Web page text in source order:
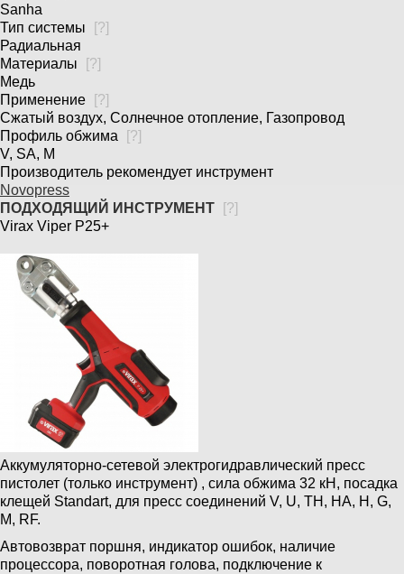
Sanha
Тип системы
[?]
Радиальная
Материалы
[?]
Медь
Применение
[?]
Сжатый воздух, Солнечное отопление, Газопровод
Профиль обжима
[?]
V, SA, M
Производитель рекомендует инструмент
Novopress
ПОДХОДЯЩИЙ ИНСТРУМЕНТ
[?]
Virax Viper P25+
Аккумуляторно-сетевой электрогидравлический пресс
пистолет (только инструмент) , сила обжима 32 кН, посадка
клещей Standart, для пресс соединений V, U, TH, HA, H, G,
M, RF.
Автовозврат поршня, индикатор ошибок, наличие
процессора, поворотная голова, подключение к